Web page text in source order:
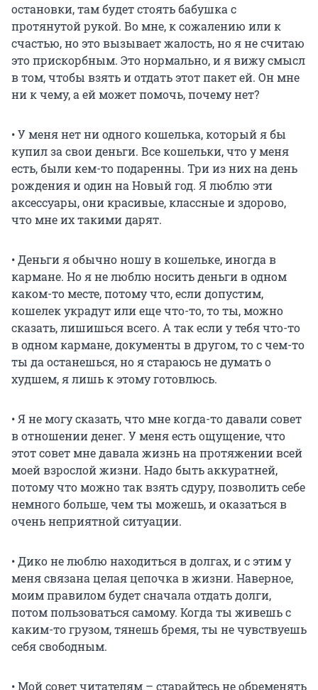
остановки, там будет стоять бабушка с
протянутой рукой. Во мне, к сожалению или к
счастью, но это вызывает жалость, но я не считаю
это прискорбным. Это нормально, и я вижу смысл
в том, чтобы взять и отдать этот пакет ей. Он мне
ни к чему, а ей может помочь, почему нет?
• У меня нет ни одного кошелька, который я бы
купил за свои деньги. Все кошельки, что у меня
есть, были кем-то подаренны. Три из них на день
рождения и один на Новый год. Я люблю эти
аксессуары, они красивые, классные и здорово,
что мне их такими дарят.
• Деньги я обычно ношу в кошельке, иногда в
кармане. Но я не люблю носить деньги в одном
каком-то месте, потому что, если допустим,
кошелек украдут или еще что-то, то ты, можно
сказать, лишишься всего. А так если у тебя что-то
в одном кармане, документы в другом, то с чем-то
ты да останешься, но я стараюсь не думать о
худшем, я лишь к этому готовлюсь.
• Я не могу сказать, что мне когда-то давали совет
в отношении денег. У меня есть ощущение, что
этот совет мне давала жизнь на протяжении всей
моей взрослой жизни. Надо быть аккуратней,
потому что можно так взять сдуру, позволить себе
немного больше, чем ты можешь, и оказаться в
очень неприятной ситуации.
• Дико не люблю находиться в долгах, и с этим у
меня связана целая цепочка в жизни. Наверное,
моим правилом будет сначала отдать долги,
потом пользоваться самому. Когда ты живешь с
каким-то грузом, тянешь бремя, ты не чувствуешь
себя свободным.
• Мой совет читателям – старайтесь не обременять